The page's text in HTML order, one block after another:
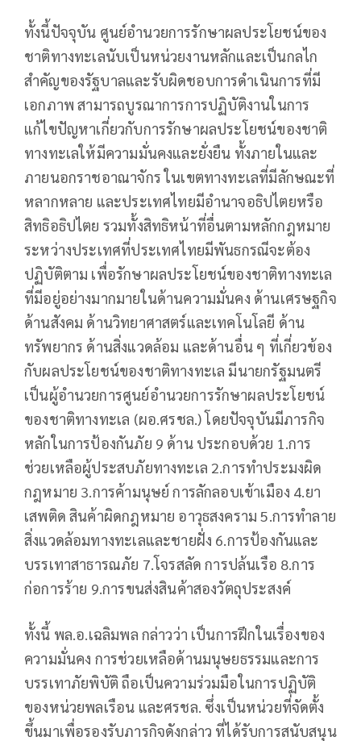
ทั้งนี้ปัจจุบัน ศูนย์อำนวยการรักษาผลประโยชน์ของ
ชาติทางทะเลนับเป็นหน่วยงานหลักและเป็นกลไก
สำคัญของรัฐบาลและรับผิดชอบการดำเนินการที่มี
เอกภาพ สามารถบูรณาการการปฏิบัติงานในการ
แก้ไขปัญหาเกี่ยวกับการรักษาผลประโยชน์ของชาติ
ทางทะเลให้มีความมั่นคงและยั่งยืน ทั้งภายในและ
ภายนอกราชอาณาจักร ในเขตทางทะเลที่มีลักษณะที่
หลากหลาย และประเทศไทยมีอำนาจอธิปไตยหรือ
สิทธิอธิปไตย รวมทั้งสิทธิหน้าที่อื่นตามหลักกฎหมาย
ระหว่างประเทศที่ประเทศไทยมีพันธกรณีจะต้อง
ปฏิบัติตาม เพื่อรักษาผลประโยชน์ของชาติทางทะเล
ที่มีอยู่อย่างมากมายในด้านความมั่นคง ด้านเศรษฐกิจ
ด้านสังคม ด้านวิทยาศาสตร์และเทคโนโลยี ด้าน
ทรัพยากร ด้านสิ่งแวดล้อม และด้านอื่น ๆ ที่เกี่ยวข้อง
กับผลประโยชน์ของชาติทางทะเล มีนายกรัฐมนตรี
เป็นผู้อำนวยการศูนย์อำนวยการรักษาผลประโยชน์
ของชาติทางทะเล (ผอ.ศรชล.) โดยปัจจุบันมีภารกิจ
หลักในการป้องกันภัย 9 ด้าน ประกอบด้วย 1.การ
ช่วยเหลือผู้ประสบภัยทางทะเล 2.การทำประมงผิด
กฎหมาย 3.การค้ามนุษย์ การลักลอบเข้าเมือง 4.ยา
เสพติด สินค้าผิดกฎหมาย อาวุธสงคราม 5.การทำลาย
สิ่งแวดล้อมทางทะเลและชายฝั่ง 6.การป้องกันและ
บรรเทาสาธารณภัย 7.โจรสลัด การปล้นเรือ 8.การ
ก่อการร้าย 9.การขนส่งสินค้าสองวัตถุประสงค์
ทั้งนี้ พล.อ.เฉลิมพล กล่าวว่า เป็นการฝึกในเรื่องของ
ความมั่นคง การช่วยเหลือด้านมนุษยธรรมและการ
บรรเทาภัยพิบัติ ถือเป็นความร่วมมือในการปฏิบัติ
ของหน่วยพลเรือน และศรชล. ซึ่งเป็นหน่วยที่จัดตั้ง
ขึ้นมาเพื่อรองรับภารกิจดังกล่าว ที่ได้รับการสนับสนุน